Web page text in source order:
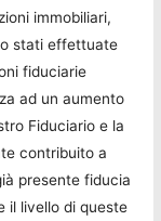
immobiliari,
stati effettuate
fiduciarie
ad un aumento
Fiduciario e la
contribuito a
presente fiducia
il livello di queste